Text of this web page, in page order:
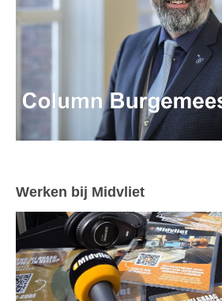
Werken bij Midvliet